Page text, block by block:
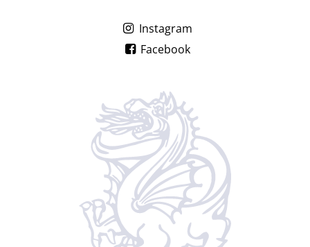
Instagram
Facebook